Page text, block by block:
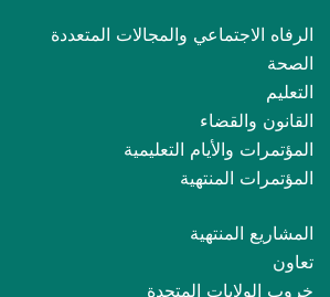
الرفاه الاجتماعي والمجالات المتعددة
الصحة
التعليم
القانون والقضاء
المؤتمرات والأيام التعليمية
المؤتمرات المنتهية
المشاريع المنتهية
تعاون
خروب الولايات المتحدة